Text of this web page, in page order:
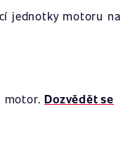
jednotky motoru na
motor.Dozvědět se